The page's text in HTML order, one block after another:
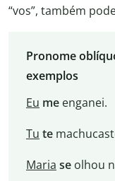
“vos”, também
Pronome
exemplos
Eu meenganei.
Tu te
Maria seolhou